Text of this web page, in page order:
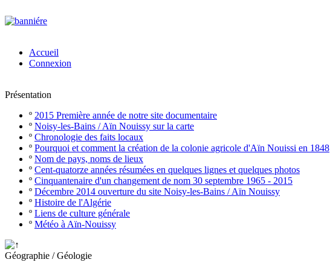
Accueil
Connexion
Présentation
º 2015 Première année de notre site documentaire
º Noisy-les-Bains / Aïn Nouissy sur la carte
º Chronologie des faits locaux
º Pourquoi et comment la création de la colonie agricole d'Aïn Nouissi en 1848
º Nom de pays, noms de lieux
º Cent-quatorze années résumées en quelques lignes et quelques photos
º Cinquantenaire d'un changement de nom 30 septembre 1965 - 2015
º Décembre 2014 ouverture du site Noisy-les-Bains / Aïn Nouissy
º Histoire de l'Algérie
º Liens de culture générale
º Météo à Aïn-Nouissy
Géographie / Géologie